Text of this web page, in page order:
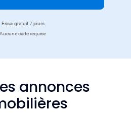
Essai gratuit 7 jours
Aucune carte requise
annonces